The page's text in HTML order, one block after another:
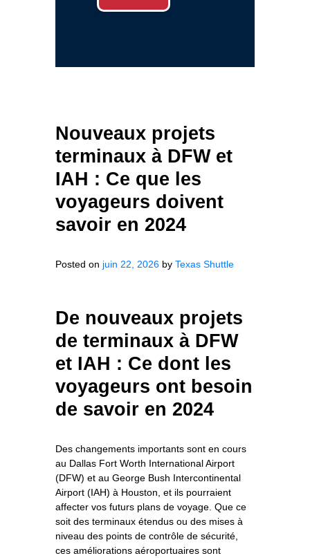
Nouveaux projets
terminaux à DFW et
IAH : Ce que les
voyageurs doivent
savoir en 2024
Posted on juin 22, 2026 by Texas Shuttle
De nouveaux projets
de terminaux à DFW
et IAH : Ce dont les
voyageurs ont besoin
de savoir en 2024
Des changements importants sont en cours
au Dallas Fort Worth International Airport
(DFW) et au George Bush Intercontinental
Airport (IAH) à Houston, et ils pourraient
affecter vos futurs plans de voyage. Que ce
soit des terminaux étendus ou des mises à
niveau des points de contrôle de sécurité,
ces améliorations aéroportuaires sont